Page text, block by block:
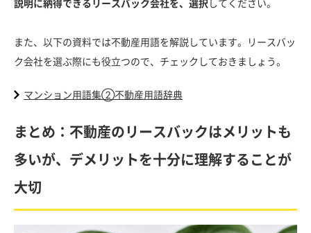
説明に納得できるリースバック会社を、選択 してください。
また、以下の資料では不動産用語を解説しています。リースバッ
ク会社を選ぶ際にも役立つので、チェックしておきましょう。
マンション用語集②不動産用語辞典
まとめ：不動産のリースバックはメリットも
多いが、デメリットを十分に理解することが
大切